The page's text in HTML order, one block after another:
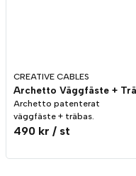
CREATIVE CABLES
Archetto patenterat
väggfäste + träbas.
490 kr / st